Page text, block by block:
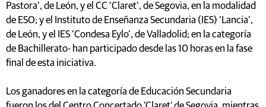
Pastora’, de León, y el CC ‘Claret’, de Segovia, en la modalidad
de ESO; y el Instituto de Enseñanza Secundaria (IES) ‘Lancia’,
de León, y el IES ‘Condesa Eylo’, de Valladolid; en la categoría
de Bachillerato- han participado desde las 10 horas en la fase
final de esta iniciativa.
Los ganadores en la categoría de Educación Secundaria